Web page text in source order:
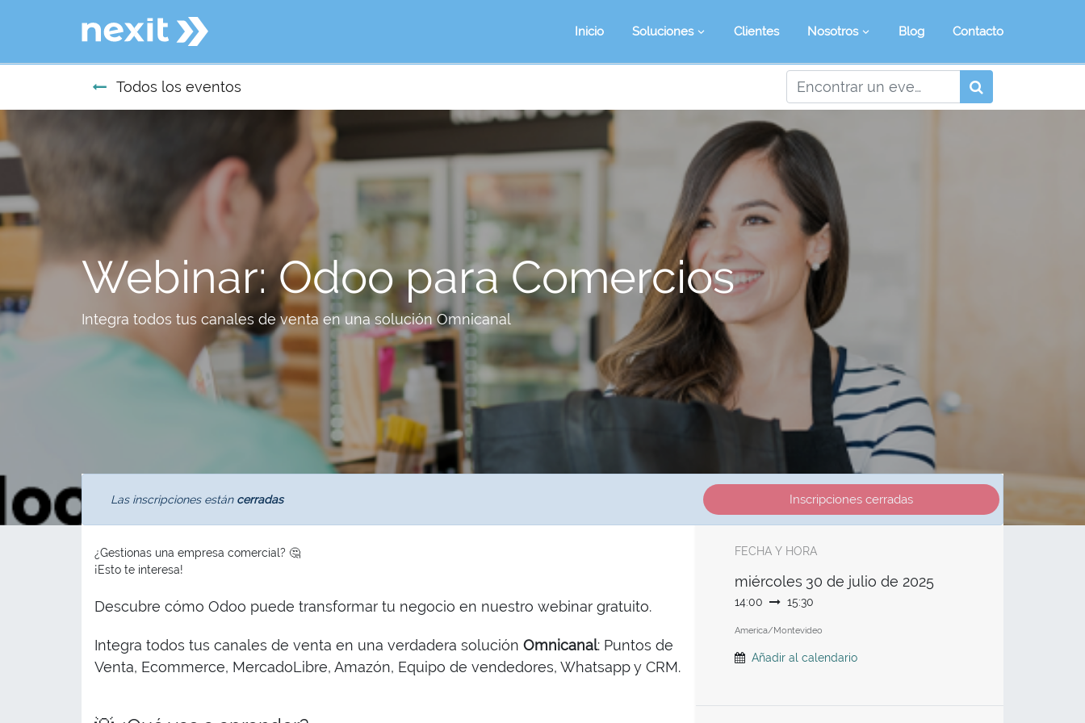
Inicio Soluciones Clientes Nosotros Blog Contacto
Todos los eventos
Webinar: Odoo para Comercios
Integra todos tus canales de venta en una solución Omnicanal
Las inscripciones están cerradas Inscripciones cerradas
¿Gestionas una empresa comercial? 🤔
¡Esto te interesa!
Descubre cómo Odoo puede transformar tu negocio en nuestro webinar gratuito.
Integra todos tus canales de venta en una verdadera solución Omnicanal: Puntos de
Venta, Ecommerce, MercadoLibre, Amazón, Equipo de vendedores, Whatsapp y CRM.
FECHA Y HORA
miércoles 30 de julio de 2025
14:00 15:30
America/Montevideo
Añadir al calendario